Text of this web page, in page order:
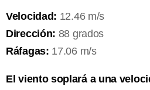
Velocidad: 12.46 m/s
Dirección: 88 grados
Ráfagas: 17.06 m/s
El viento soplará a una